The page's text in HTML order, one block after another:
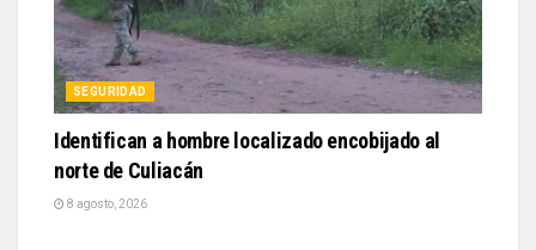
SEGURIDAD
Identifican a hombre localizado encobijado al
norte de Culiacán
8 agosto, 2026